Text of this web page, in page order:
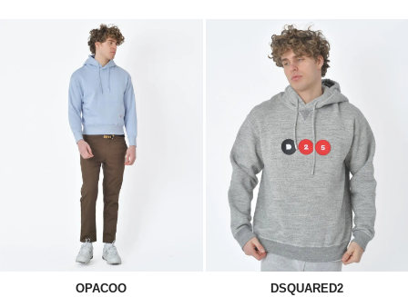
OPACOO DSQUARED2